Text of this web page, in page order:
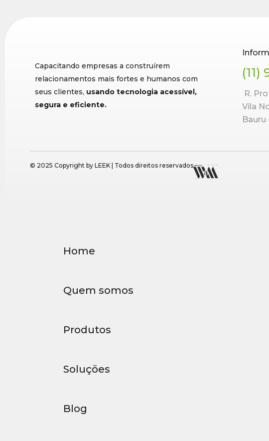
Capacitando empresas a construírem
relacionamentos mais fortes e humanos com
seus clientes, usando tecnologia acessível,
segura e eficiente.
(11)
R.
Vila
Bauru
© 2025 Copyright by LEEK | Todos direitos reservados
Home
Quem somos
Produtos
Soluções
Blog